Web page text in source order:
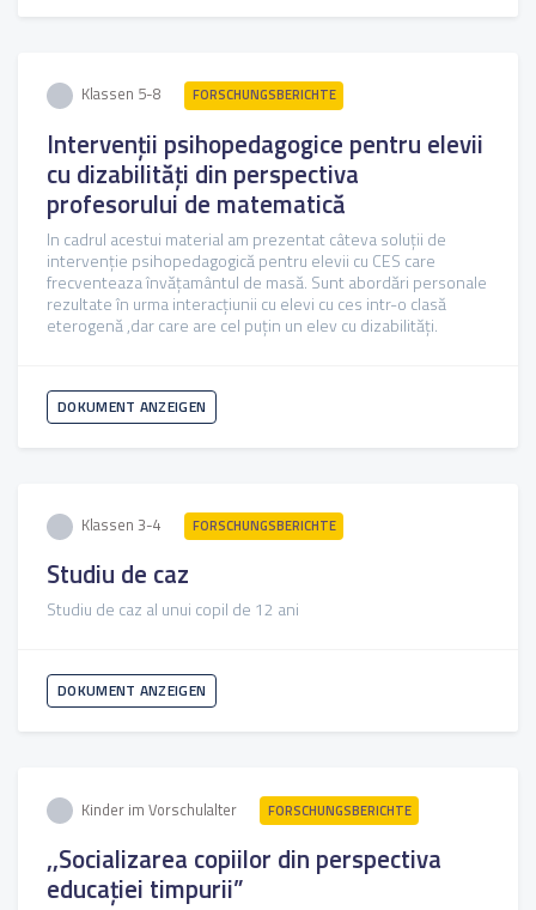
Klassen 5-8 FORSCHUNGSBERICHTE
Intervenții psihopedagogice pentru elevii
cu dizabilități din perspectiva
profesorului de matematică
In cadrul acestui material am prezentat câteva soluții de
intervenție psihopedagogică pentru elevii cu CES care
frecventeaza învățamântul de masă. Sunt abordări personale
rezultate în urma interacțiunii cu elevi cu ces intr-o clasă
eterogenă ,dar care are cel puțin un elev cu dizabilități.
DOKUMENT ANZEIGEN
Klassen 3-4 FORSCHUNGSBERICHTE
Studiu de caz
Studiu de caz al unui copil de 12 ani
DOKUMENT ANZEIGEN
Kinder im Vorschulalter FORSCHUNGSBERICHTE
,,Socializarea copiilor din perspectiva
educației timpurii”